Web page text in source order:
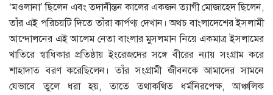
‘মওলানা’ ছিলেন এবং তদানীন্তন কালের একজন ত্যাগী মোজাহেদ ছিলেন,
তাঁর এই পরিচয়টি দিতে তাঁরা কার্পণ্য দেখান। অথচ বাংলাদেশের ইসলামী
আন্দোলনের এই আলেম নেতা বাংলার মুসলমান নিয়ে একমাত্র ইসলামের
খাতিরে স্বাধিকার প্রতিষ্ঠায় ইংরেজদের সঙ্গে বীরের ন্যায় সংগ্রাম করে
শাহাদাত বরণ করেছিলেন। তাঁর সংগ্রামী জীবনকে আমাদের সামনে
যেভাবে তুলে ধরা হয়, তাতে তথাকথিত ধর্মনিরপেক্ষ, আঞ্চলিক